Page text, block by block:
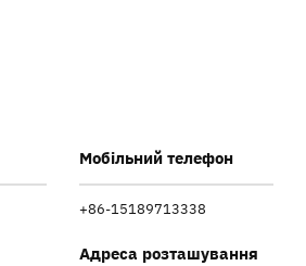
Мобільний телефон
+86-15189713338
Адреса розташування